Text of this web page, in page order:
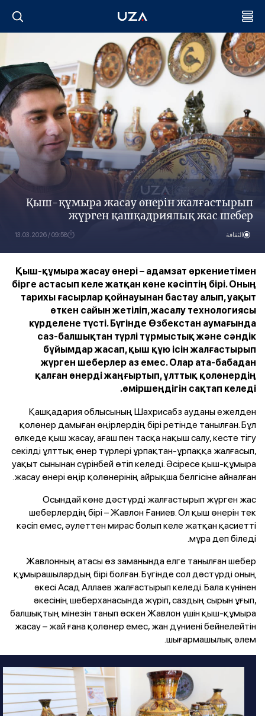
Қыш-құмыра жасау өнерін жалғастырып
жүрген қашқадриялық жас шебер
الثقافة 09:58 / 13.03.2026
Қыш-құмыра жасау өнері – адамзат өркениетімен
бірге астасып келе жатқан көне кәсіптің бірі. Оның
тарихы ғасырлар қойнауынан бастау алып, уақыт
өткен сайын жетіліп, жасалу технологиясы
күрделене түсті. Бүгінде Өзбекстан аумағында
саз-балшықтан түрлі тұрмыстық және сәндік
бұйымдар жасап, қыш құю ісін жалғастырып
жүрген шеберлер аз емес. Олар ата-бабадан
қалған өнерді жаңғыртып, ұлттық қолөнердің
өміршеңдігін сақтап келеді.
Қашқадария облысының Шахрисабз ауданы ежелден
қолөнер дамыған өңірлердің бірі ретінде танылған. Бұл
өлкеде қыш жасау, ағаш пен тасқа нақыш салу, кесте тігу
секілді ұлттық өнер түрлері ұрпақтан-ұрпаққа жалғасып,
уақыт сынынан сүрінбей өтіп келеді. Әсіресе қыш-құмыра
жасау өнері өңір қолөнерінің айрықша белгісіне айналған.
Осындай көне дәстүрді жалғастырып жүрген жас
шеберлердің бірі – Жавлон Ғаниев. Ол қыш өнерін тек
кәсіп емес, әулеттен мирас болып келе жатқан қасиетті
мұра деп біледі.
Жавлонның атасы өз заманында елге танылған шебер
құмырашылардың бірі болған. Бүгінде сол дәстүрді оның
әкесі Асад Аллаев жалғастырып келеді. Бала күнінен
әкесінің шеберханасында жүріп, саздың сырын ұғып,
балшықтың мінезін танып өскен Жавлон үшін қыш-құмыра
жасау – жай ғана қолөнер емес, жан дүниені бейнелейтін
шығармашылық әлем.